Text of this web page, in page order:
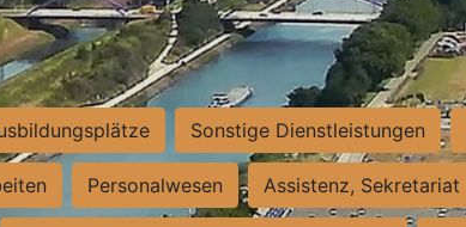
Sonstige Dienstleistungen
Personalwesen Assistenz, Sekretariat